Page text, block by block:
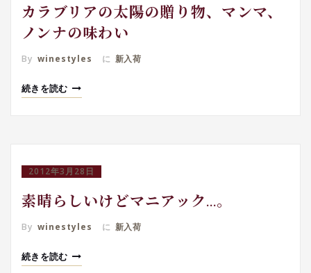
カラブリアの太陽の贈り物、マンマ、
ノンナの味わい
By winestyles に 新入荷
続きを読む
2012年3月28日
素晴らしいけどマニアック…。
By winestyles に 新入荷
続きを読む